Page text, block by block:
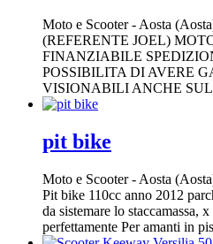
Moto e Scooter- Aosta
(REFERENTE JOEL)
FINANZIABILE
POSSIBILITA DI AVERE
VISIONABILI ANCHE SUL
pit bike
Moto e Scooter- Aosta
Pit bike 110cc anno 2012
da sistemare lo staccamassa,
perfettamente Per amanti in